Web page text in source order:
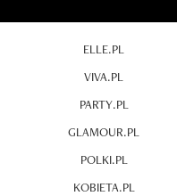
ELLE.PL
VIVA.PL
PARTY.PL
GLAMOUR.PL
POLKI.PL
KOBIETA.PL